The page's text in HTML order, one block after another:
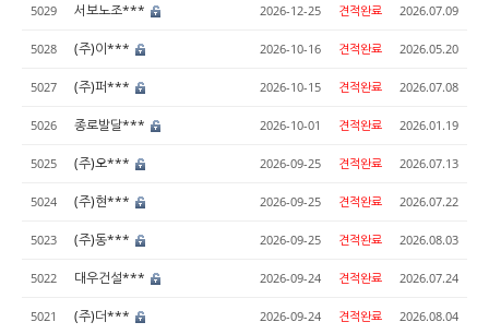
5029 서보노조*** 2026-12-25 견적완료 2026.07.09
5028 (주)이*** 2026-10-16 견적완료 2026.05.20
5027 (주)퍼*** 2026-10-15 견적완료 2026.07.08
5026 종로발달*** 2026-10-01 견적완료 2026.01.19
5025 (주)오*** 2026-09-25 견적완료 2026.07.13
5024 (주)현*** 2026-09-25 견적완료 2026.07.22
5023 (주)동*** 2026-09-25 견적완료 2026.08.03
5022 대우건설*** 2026-09-24 견적완료 2026.07.24
5021 (주)더*** 2026-09-24 견적완료 2026.08.04